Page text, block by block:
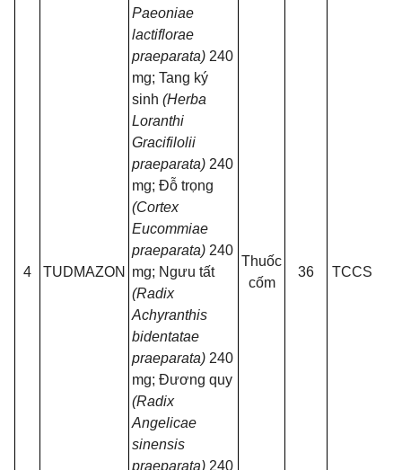
4 TUDMAZON
Paeoniae
lactiflorae
praeparata) 240
mg; Tang ký
sinh (Herba
Loranthi
Gracifilolii
praeparata) 240
mg; Đỗ trọng
(Cortex
Eucommiae
praeparata) 240
mg; Ngưu tất
(Radix
Achyranthis
bidentatae
praeparata) 240
mg; Đương quy
(Radix
Angelicae
sinensis
praeparata) 240
Thuốc
cốm
36 TCCS